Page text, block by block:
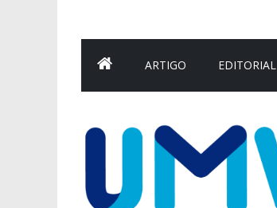
ARTIGO EDITORIAL